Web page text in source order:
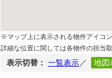
※マップ上に表示される物件アイコ
詳細な位置に関しては各物件の担当
表示切替： 一覧表示／ 地図